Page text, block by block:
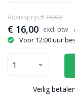
€ 16,00
Adviesprijs:€ 19,00
Voor 12:00 uur
Veilig